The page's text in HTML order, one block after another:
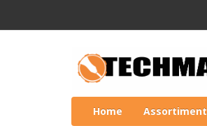
Home Assortiment